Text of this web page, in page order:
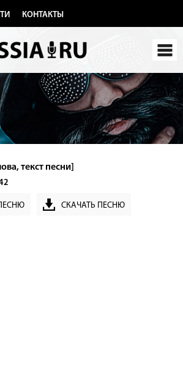
КОНТАКТЫ
текст песни]
СКАЧАТЬ ПЕСНЮ